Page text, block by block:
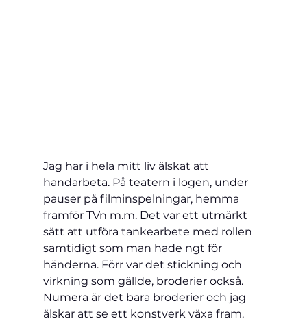
Jag har i hela mitt liv älskat att
handarbeta. På teatern i logen, under
pauser på filminspelningar, hemma
framför TVn m.m. Det var ett utmärkt
sätt att utföra tankearbete med rollen
samtidigt som man hade ngt för
händerna. Förr var det stickning och
virkning som gällde, broderier också.
Numera är det bara broderier och jag
älskar att se ett konstverk växa fram.